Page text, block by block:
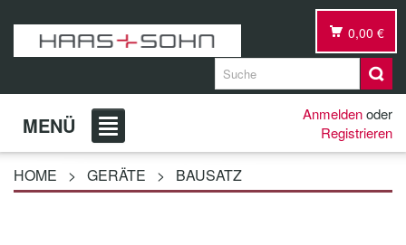
0,00 €
MENÜ Anmeldenoder
Registrieren
HOME > GERÄTE > BAUSATZ